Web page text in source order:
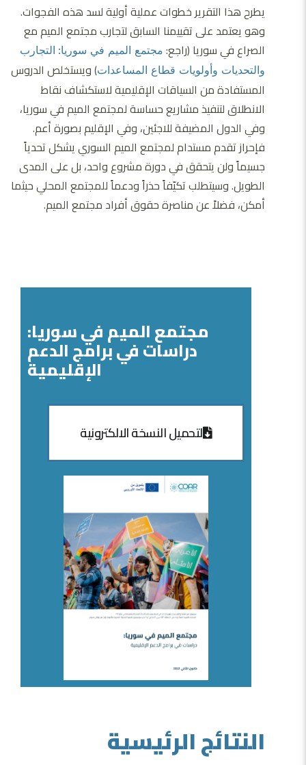
يطرح هذا التقرير خطوات عملية أولية لسد هذه الفجوات.
وهو يعتمد على تقييمنا السابق لتجارب مجتمع الميم مع
الصراع في سوريا (راجع: مجتمع الميم في سوريا: التجارب
والتحديات وأولويات قطاع المساعدات) ويستخلص الدروس
المستفادة من السياقات الإقليمية لاستكشاف نقاط
الانطلاق لتنفيذ مشاريع حساسة لمجتمع الميم في سوريا،
وفي الدول المضيفة للاجئين، وفي الإقليم بصورة أعم.
فإحراز تقدم مستدام لمجتمع الميم السوري يشكل تحدياً
جسيماً ولن يتحقق في دورة مشروع واحد، بل على المدى
الطويل. وسيتطلب تكيّفاً حذراً ودعماً للمجتمع المحلي حيثما
أمكن، فضلاً عن مناصرة حقوق أفراد مجتمع الميم.
مجتمع الميم في سوريا:
دراسات في برامج الدعم
الإقليمية
لتحميل النسخة الالكترونية
النتائج الرئيسية